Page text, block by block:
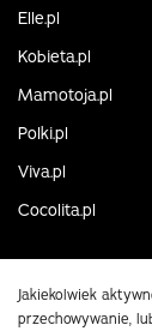
Elle.pl
Kobieta.pl
Mamotoja.pl
Polki.pl
Viva.pl
Cocolita.pl
Jakiekolwiek
przechowywanie,